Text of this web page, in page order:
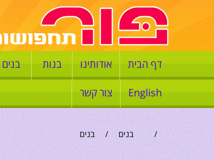
דף הבית אודותינו בנות בנים
English צור קשר
/ בנים / בנים